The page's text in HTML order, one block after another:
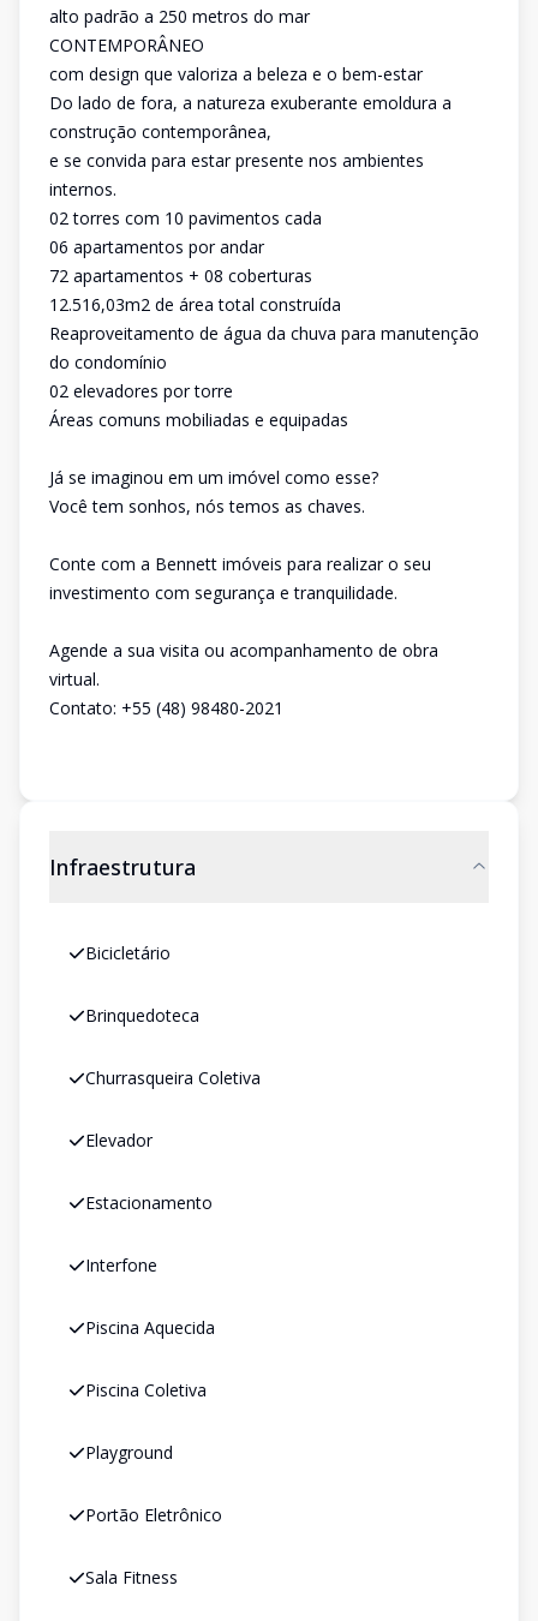
alto padrão a 250 metros do mar
CONTEMPORÂNEO
com design que valoriza a beleza e o bem-estar
Do lado de fora, a natureza exuberante emoldura a
construção contemporânea,
e se convida para estar presente nos ambientes
internos.
02 torres com 10 pavimentos cada
06 apartamentos por andar
72 apartamentos + 08 coberturas
12.516,03m2 de área total construída
Reaproveitamento de água da chuva para manutenção
do condomínio
02 elevadores por torre
Áreas comuns mobiliadas e equipadas
Já se imaginou em um imóvel como esse?
Você tem sonhos, nós temos as chaves.
Conte com a Bennett imóveis para realizar o seu
investimento com segurança e tranquilidade.
Agende a sua visita ou acompanhamento de obra
virtual.
Contato: +55 (48) 98480-2021
Infraestrutura
Bicicletário
Brinquedoteca
Churrasqueira Coletiva
Elevador
Estacionamento
Interfone
Piscina Aquecida
Piscina Coletiva
Playground
Portão Eletrônico
Sala Fitness